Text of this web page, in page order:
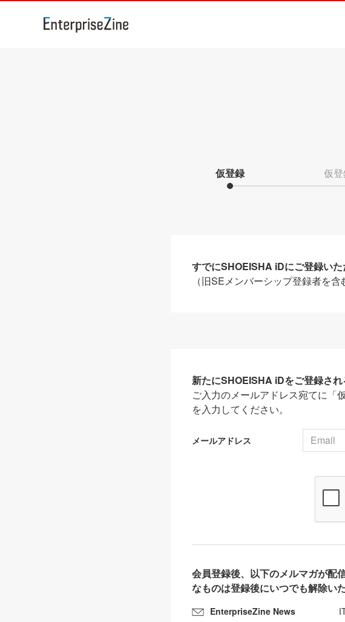
仮登録 仮
すでにSHOEISHA iDにご登録い
（旧SEメンバーシップ登録者を含
新たにSHOEISHA iDをご登録さ
ご入力のメールアドレス宛てに「
を入力してください。
メールアドレス
会員登録後、以下のメルマガが配
なものは登録後にいつでも解除い
EnterpriseZine News